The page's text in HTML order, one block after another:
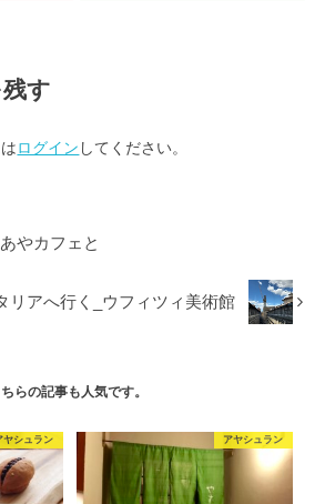
す
ログイン してください。
やカフェと
リアへ行く_ウフィツィ美術館
らの記事も人気です。
ヤシュラン アヤシュラン